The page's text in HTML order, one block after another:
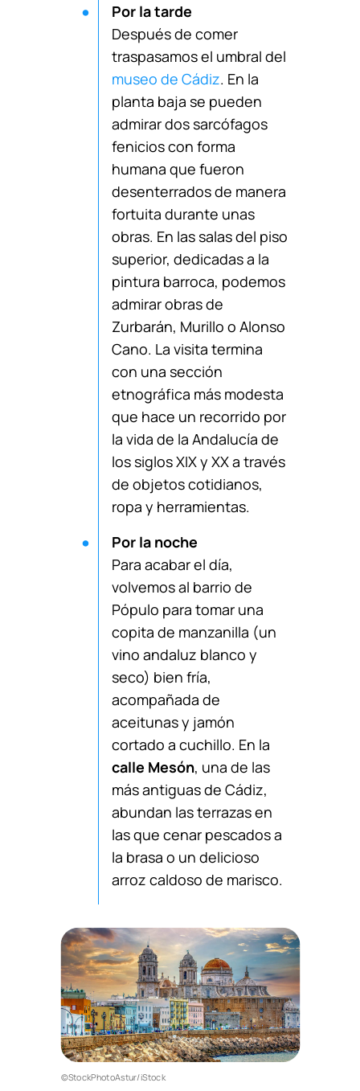
Por la tarde
Después de comer
traspasamos el umbral del
museo de Cádiz. En la
planta baja se pueden
admirar dos sarcófagos
fenicios con forma
humana que fueron
desenterrados de manera
fortuita durante unas
obras. En las salas del piso
superior, dedicadas a la
pintura barroca, podemos
admirar obras de
Zurbarán, Murillo o Alonso
Cano. La visita termina
con una sección
etnográfica más modesta
que hace un recorrido por
la vida de la Andalucía de
los siglos XIX y XX a través
de objetos cotidianos,
ropa y herramientas.
Por la noche
Para acabar el día,
volvemos al barrio de
Pópulo para tomar una
copita de manzanilla (un
vino andaluz blanco y
seco) bien fría,
acompañada de
aceitunas y jamón
cortado a cuchillo. En la
calle Mesón, una de las
más antiguas de Cádiz,
abundan las terrazas en
las que cenar pescados a
la brasa o un delicioso
arroz caldoso de marisco.
©StockPhotoAstur/iStock